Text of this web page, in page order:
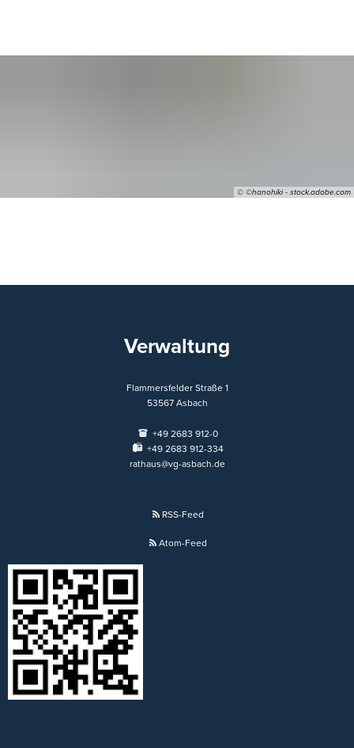
© ©hanohiki - stock.adobe.com
Verwaltung
Flammersfelder Straße 1
53567 Asbach
+49 2683 912-0
+49 2683 912-334
rathaus@vg-asbach.de
RSS-Feed
Atom-Feed